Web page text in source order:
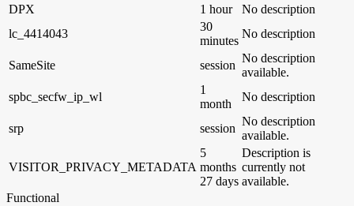
DPX
1 hour
No description
lc_4414043
30
minutes
No description
SameSite session
No description
available.
spbc_secfw_ip_wl
1
month
No description
srp session
No description
available.
VISITOR_PRIVACY_METADATA
5
months
27 days
Description is
currently not
available.
Functional